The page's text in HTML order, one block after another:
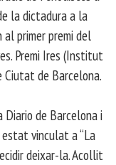
la dictadura a la
al primer premi del
Premi Ires (Institut
Ciutat de Barcelona.
de Barcelona i
vinculat a “La
deixar-la. Acollit